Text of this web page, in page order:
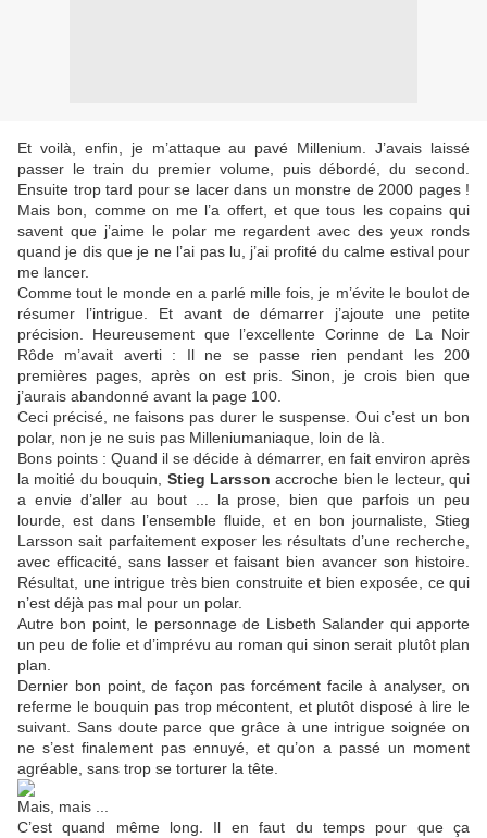
Et voilà, enfin, je m’attaque au pavé Millenium. J’avais laissé
passer le train du premier volume, puis débordé, du second.
Ensuite trop tard pour se lacer dans un monstre de 2000 pages !
Mais bon, comme on me l’a offert, et que tous les copains qui
savent que j’aime le polar me regardent avec des yeux ronds
quand je dis que je ne l’ai pas lu, j’ai profité du calme estival pour
me lancer.
Comme tout le monde en a parlé mille fois, je m’évite le boulot de
résumer l’intrigue. Et avant de démarrer j’ajoute une petite
précision. Heureusement que l’excellente Corinne de La Noir
Rôde m’avait averti : Il ne se passe rien pendant les 200
premières pages, après on est pris. Sinon, je crois bien que
j’aurais abandonné avant la page 100.
Ceci précisé, ne faisons pas durer le suspense. Oui c’est un bon
polar, non je ne suis pas Milleniumaniaque, loin de là.
Bons points : Quand il se décide à démarrer, en fait environ après
la moitié du bouquin, Stieg Larsson accroche bien le lecteur, qui
a envie d’aller au bout ... la prose, bien que parfois un peu
lourde, est dans l’ensemble fluide, et en bon journaliste, Stieg
Larsson sait parfaitement exposer les résultats d’une recherche,
avec efficacité, sans lasser et faisant bien avancer son histoire.
Résultat, une intrigue très bien construite et bien exposée, ce qui
n’est déjà pas mal pour un polar.
Autre bon point, le personnage de Lisbeth Salander qui apporte
un peu de folie et d’imprévu au roman qui sinon serait plutôt plan
plan.
Dernier bon point, de façon pas forcément facile à analyser, on
referme le bouquin pas trop mécontent, et plutôt disposé à lire le
suivant. Sans doute parce que grâce à une intrigue soignée on
ne s’est finalement pas ennuyé, et qu’on a passé un moment
agréable, sans trop se torturer la tête.
Mais, mais ...
C’est quand même long. Il en faut du temps pour que ça